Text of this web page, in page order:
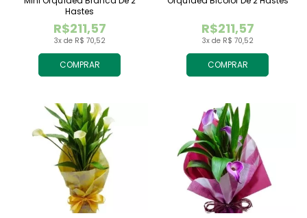
COMPRAR
3x de R$ 70,52
R$211,57
Hastes
COMPRAR
3x de R$ 70,52
R$211,57